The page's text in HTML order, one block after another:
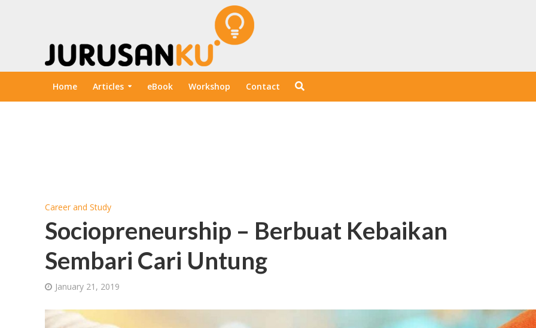
Home Articles eBook Workshop Contact
Career and Study
Sociopreneurship – Berbuat Kebaikan
Sembari Cari Untung
January 21, 2019